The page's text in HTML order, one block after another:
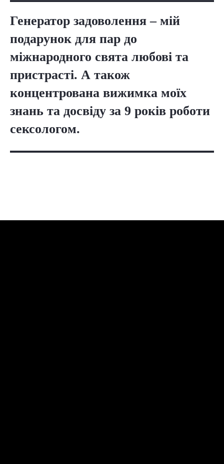
Генератор задоволення – мій
подарунок для пар до
міжнародного свята любові та
пристрасті. А також
концентрована вижимка моїх
знань та досвіду за 9 років роботи
сексологом.